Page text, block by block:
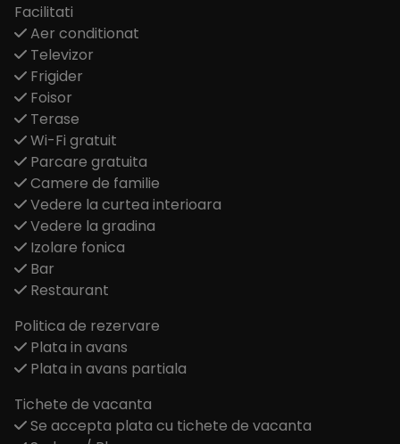
Facilitati
Aer conditionat
Televizor
Frigider
Foisor
Terase
Wi-Fi gratuit
Parcare gratuita
Camere de familie
Vedere la curtea interioara
Vedere la gradina
Izolare fonica
Bar
Restaurant
Politica de rezervare
Plata in avans
Plata in avans partiala
Tichete de vacanta
Se accepta plata cu tichete de vacanta